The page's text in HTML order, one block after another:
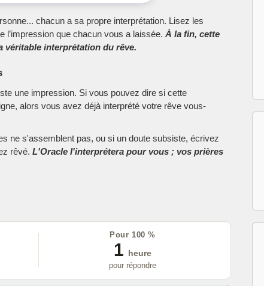
chacun a sa propre interprétation. Lisez les
l’impression que chacun vous a laissée. À la fin, cette
véritable interprétation du rêve.
une impression. Si vous pouvez dire si cette
alors vous avez déjà interprété votre rêve vous-
ne s'assemblent pas, ou si un doute subsiste, écrivez
rêvé. L'Oracle l'interprétera pour vous ; vos prières
Pour 100 %
1
heure
pour répondre